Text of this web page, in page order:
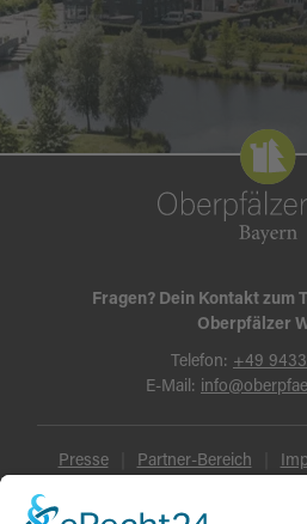
Fragen? Dein Kontakt zum
Oberpfälzer
Telefon: +49
E-Mail:
Presse Partner-Bereich
Datenschutz